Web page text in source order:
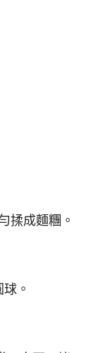
揉成麵糰。
。